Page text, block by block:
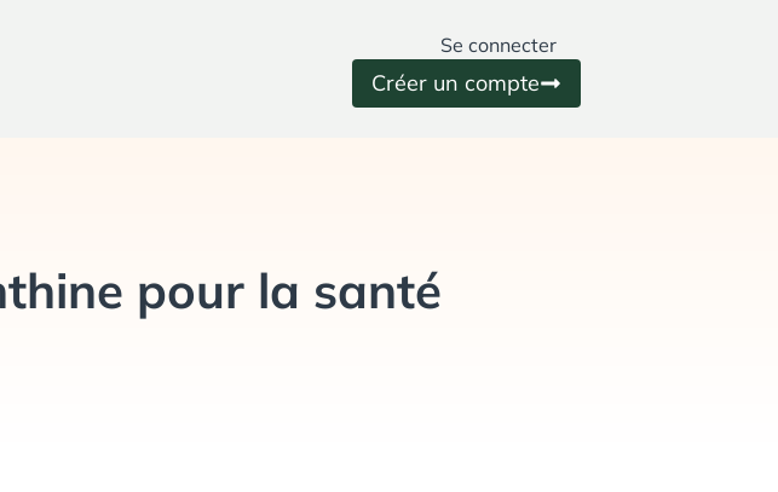
Se connecter
Créer un compte
pour la santé